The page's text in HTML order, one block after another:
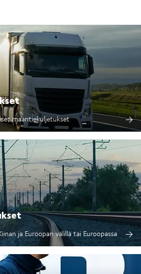
maantiekuljetukset
ja Euroopan välillä tai Euroopassa